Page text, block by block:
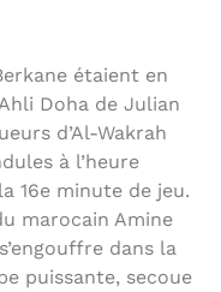
étaient en
Doha de Julian
d’Al-Wakrah
à l’heure
16e minute de jeu.
marocain Amine
dans la
puissante, secoue